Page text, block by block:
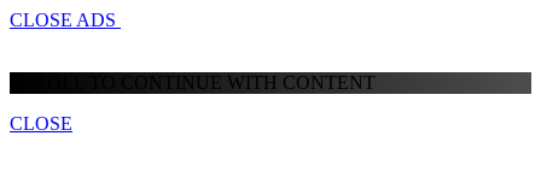
CLOSE ADS
SCROLL TO CONTINUE WITH CONTENT
CLOSE